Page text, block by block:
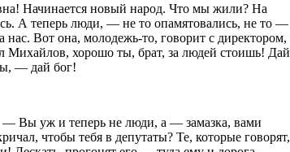
Начинается новый народ. Что мы жили? На
А теперь люди, — не то опамятовались, не то —
Вот она, молодежь-то, говорит с директором,
хорошо ты, брат, за людей стоишь! Дай
— дай бог!
Вы уж и теперь не люди, а — замазка, вами
чтобы тебя в депутаты? Те, которые говорят,